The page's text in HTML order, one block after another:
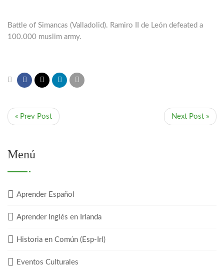
Battle of Simancas (Valladolid). Ramiro II de León defeated a
100.000 muslim army.
« Prev Post Next Post »
Menú
Aprender Español
Aprender Inglés en Irlanda
Historia en Común (Esp-Irl)
Eventos Culturales